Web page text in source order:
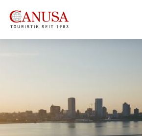
Inspiration